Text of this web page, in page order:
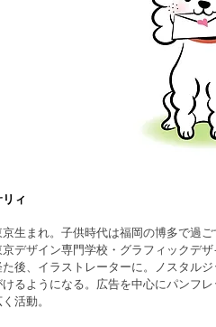
リィ
京生まれ。子供時代は福岡の博多で過ご
京デザイン専門学校・グラフィックデ
た後、イラストレーターに。ノスタル
けるようになる。広告を中心にパンフ
活動。